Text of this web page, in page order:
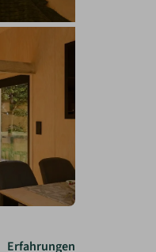
Erfahrungen